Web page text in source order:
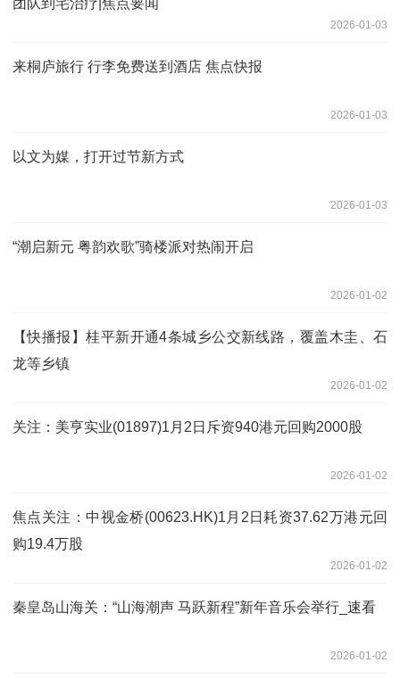
2026-01-03
来桐庐旅行 行李免费送到酒店 焦点快报
2026-01-03
以文为媒，打开过节新方式
2026-01-03
“潮启新元 粤韵欢歌”骑楼派对热闹开启
2026-01-02
【快播报】桂平新开通4条城乡公交新线路，覆盖木圭、石
龙等乡镇
2026-01-02
关注：美亨实业(01897)1月2日斥资940港元回购2000股
2026-01-02
焦点关注：中视金桥(00623.HK)1月2日耗资37.62万港元回
购19.4万股
2026-01-02
秦皇岛山海关：“山海潮声 马跃新程”新年音乐会举行_速看
2026-01-02